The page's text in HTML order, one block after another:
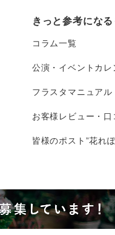
きっと参考にな
コラム一覧
公演・イベントカレ
フラスタマニュアル
お客様レビュー・口
皆様のポスト”花れ